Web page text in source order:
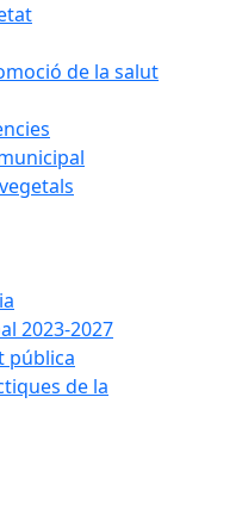
de la salut
2023-2027
pública
de la